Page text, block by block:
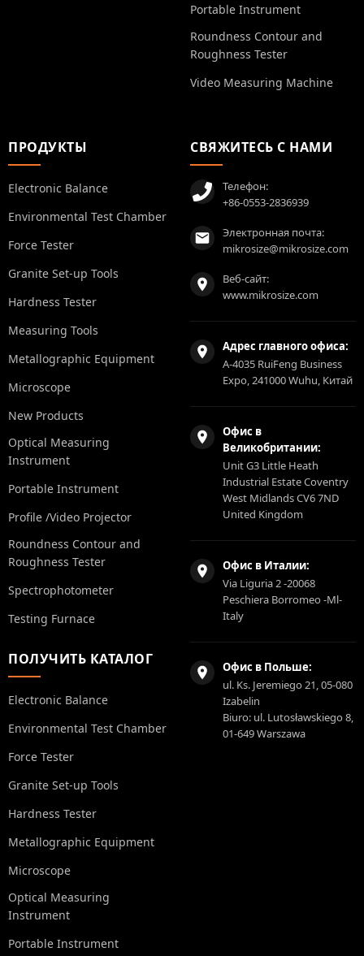
Portable Instrument
Roundness Contour and
Roughness Tester
Video Measuring Machine
ПРОДУКТЫ
Electronic Balance
Environmental Test Chamber
Force Tester
Granite Set-up Tools
Hardness Tester
Measuring Tools
Metallographic Equipment
Microscope
New Products
Optical Measuring
Instrument
Portable Instrument
Profile /Video Projector
Roundness Contour and
Roughness Tester
Spectrophotometer
Testing Furnace
ПОЛУЧИТЬ КАТАЛОГ
Electronic Balance
Environmental Test Chamber
Force Tester
Granite Set-up Tools
Hardness Tester
Metallographic Equipment
Microscope
Optical Measuring
Instrument
Portable Instrument
СВЯЖИТЕСЬ С НАМИ
Телефон:
+86-0553-2836939
Электронная почта:
mikrosize@mikrosize.com
Веб-сайт:
www.mikrosize.com
Адрес главного офиса:
A-4035 RuiFeng Business
Expo, 241000 Wuhu, Китай
Офис в
Великобритании:
Unit G3 Little Heath
Industrial Estate Coventry
West Midlands CV6 7ND
United Kingdom
Офис в Италии:
Via Liguria 2 -20068
Peschiera Borromeo -Ml-
Italy
Офис в Польше:
ul. Ks. Jeremiego 21, 05-080
Izabelin
Biuro: ul. Lutosławskiego 8,
01-649 Warszawa